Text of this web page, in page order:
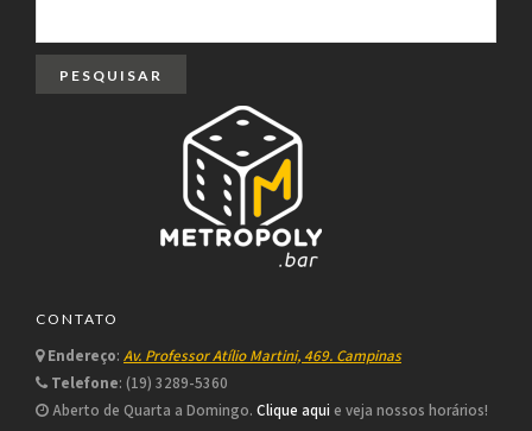
CONTATO
Endereço: Av. Professor Atílio Martini, 469. Campinas
Telefone: (19) 3289-5360
Aberto de Quarta a Domingo. Clique aqui e veja nossos horários!